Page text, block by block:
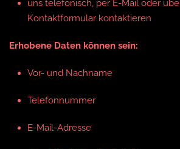
uns telefonisch, per E-Mail oder
Kontaktformular kontaktieren
Erhobene Daten können sein:
Vor- und Nachname
Telefonnummer
E-Mail-Adresse